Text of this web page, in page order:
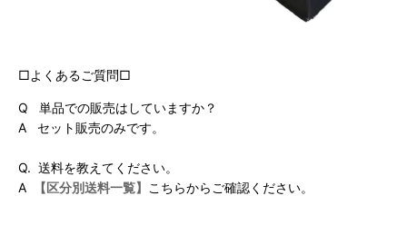
□よくあるご質問□
Q 単品での販売はしていますか？
A セット販売のみです。
Q. 送料を教えてください。
A
【区分別送料一覧】 こちらからご確認ください。